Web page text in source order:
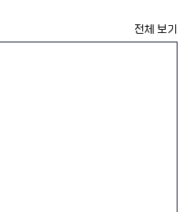
전체 보기